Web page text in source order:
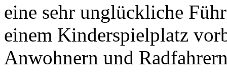
eine sehr unglückliche
einem Kinderspielplatz
Anwohnern und